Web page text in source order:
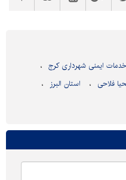
ایمنی شهرداری کرج
فلاحی
استان البرز